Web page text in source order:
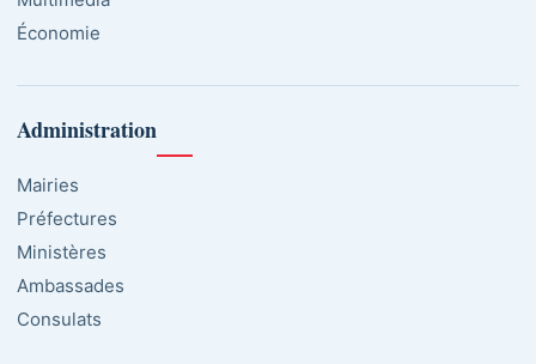
Économie
Administration
Mairies
Préfectures
Ministères
Ambassades
Consulats